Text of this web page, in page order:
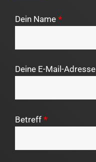
Dein Name *
Deine E-Mail-Adresse
Betreff *